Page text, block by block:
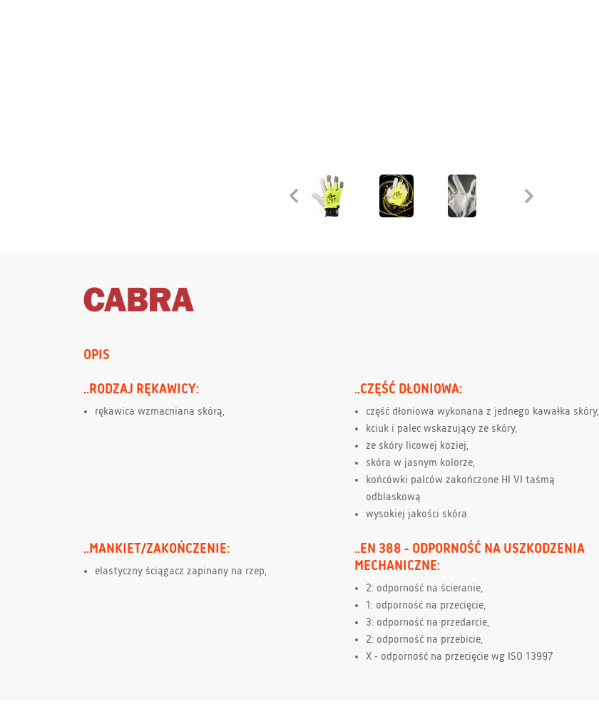
OPIS
..RODZAJ RĘKAWICY:
rękawica wzmacniana skórą,
..CZĘŚĆ DŁONIOWA:
część dłoniowa wykonana z jednego kawałka skóry,
kciuk i palec wskazujący ze skóry,
ze skóry licowej koziej,
skóra w jasnym kolorze,
końcówki palców zakończone HI VI taśmą
odblaskową
wysokiej jakości skóra
..MANKIET/ZAKOŃCZENIE:
elastyczny ściągacz zapinany na rzep,
..EN 388 - ODPORNOŚĆ NA USZKODZENIA
MECHANICZNE:
2: odporność na ścieranie,
1: odporność na przecięcie,
3: odporność na przedarcie,
2: odporność na przebicie,
X - odporność na przecięcie wg ISO 13997